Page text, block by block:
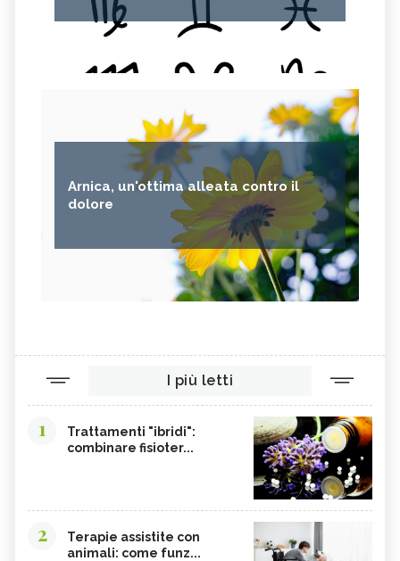
Arnica, un'ottima alleata contro il
dolore
I più letti
1
Trattamenti "ibridi":
combinare fisioter...
2
Terapie assistite con
animali: come funz...